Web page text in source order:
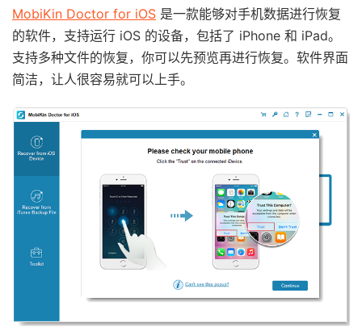
MobiKin Doctor for iOS 是一款能够对手机数据进行恢复
的软件，支持运行 iOS 的设备，包括了 iPhone 和 iPad。
支持多种文件的恢复，你可以先预览再进行恢复。软件界面
简洁，让人很容易就可以上手。